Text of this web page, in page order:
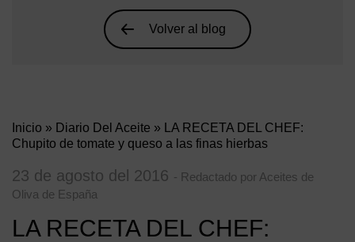
Volver al blog
Inicio » Diario Del Aceite » LA RECETA DEL CHEF:
Chupito de tomate y queso a las finas hierbas
23 de agosto del 2016 - Redactado por Aceites de
Oliva de España
LA RECETA DEL CHEF: